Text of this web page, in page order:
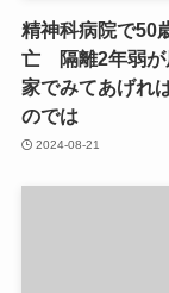
精神科病院で50
亡 隔離2年弱が
家でみてあげれ
のでは
2024-08-21